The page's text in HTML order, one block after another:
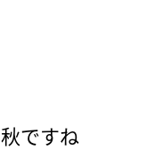
秋ですね